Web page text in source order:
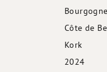
Bourgogne
Côte de
Kork
2024